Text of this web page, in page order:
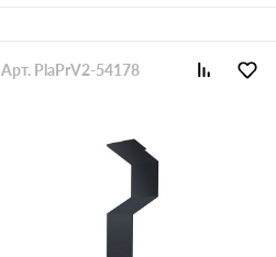
Арт. PlaPrV2-54178